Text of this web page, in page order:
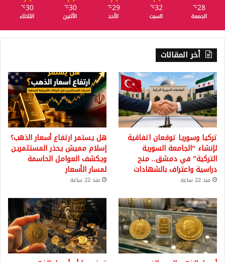
28
℃
الجمعة
32
℃
السبت
29
℃
الأحد
30
℃
الأثنين
30
℃
الثلاثاء
أخر المقالات
تركيا وسوريا توقعان اتفاقية
لإنشاء “الجامعة السورية
التركية” في دمشق.. منح
دراسية واعتراف بالشهادات
منذ 22 ساعة
هل يستمر ارتفاع أسعار الذهب؟
إسلام مميش يحذر المستثمرين
ويكشف العوامل الحاسمة
لمسار الأسعار
منذ 22 ساعة